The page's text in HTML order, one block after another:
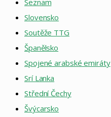
Seznam
Slovensko
Soutěže TTG
Španělsko
Spojené arabské emiráty
Srí Lanka
Střední Čechy
Švýcarsko